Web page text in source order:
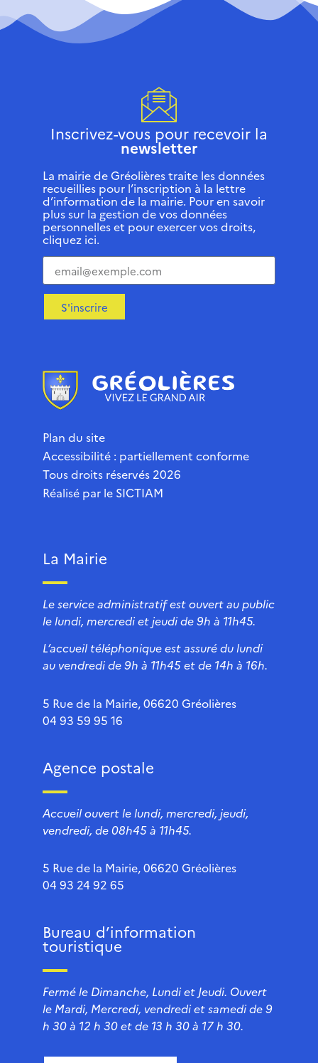
Inscrivez-vous pour recevoir la
newsletter
La mairie de Gréolières traite les données
recueillies pour l’inscription à la lettre
d’information de la mairie. Pour en savoir
plus sur la gestion de vos données
personnelles et pour exercer vos droits,
cliquez ici.
S'inscrire
Plan du site
Accessibilité : partiellement conforme
Tous droits réservés 2026
Réalisé par le SICTIAM
La Mairie
Le service administratif est ouvert au public
le lundi, mercredi et jeudi de 9h à 11h45.
L’accueil téléphonique est assuré du lundi
au vendredi de 9h à 11h45 et de 14h à 16h.
5 Rue de la Mairie, 06620 Gréolières
04 93 59 95 16
Agence postale
Accueil ouvert le lundi, mercredi, jeudi,
vendredi, de 08h45 à 11h45.
5 Rue de la Mairie, 06620 Gréolières
04 93 24 92 65
Bureau d’information
touristique
Fermé le Dimanche, Lundi et Jeudi. Ouvert
le Mardi, Mercredi, vendredi et samedi de 9
h 30 à 12 h 30 et de 13 h 30 à 17 h 30.